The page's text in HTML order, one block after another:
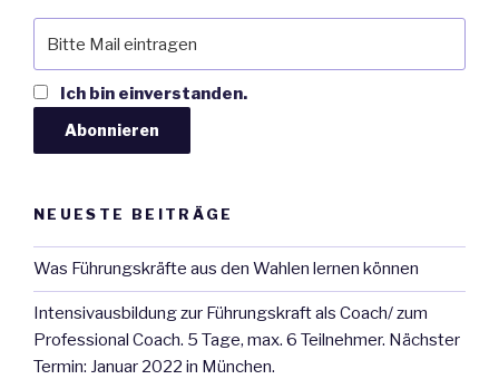
Ich bin einverstanden.
NEUESTE BEITRÄGE
Was Führungskräfte aus den Wahlen lernen können
Intensivausbildung zur Führungskraft als Coach/ zum
Professional Coach. 5 Tage, max. 6 Teilnehmer. Nächster
Termin: Januar 2022 in München.